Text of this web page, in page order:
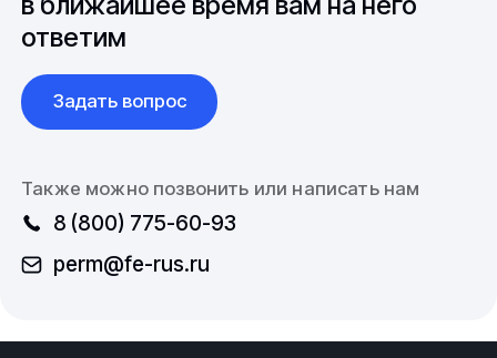
ответим
Задать вопрос
Также можно позвонить или написать нам
8 (800) 775-60-93
perm@fe-rus.ru